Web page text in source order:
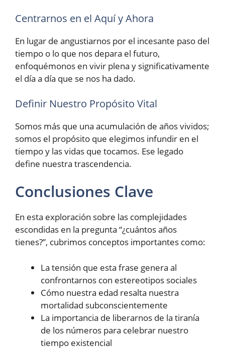
Centrarnos en el Aquí y Ahora
En lugar de angustiarnos por el incesante paso del
tiempo o lo que nos depara el futuro,
enfoquémonos en vivir plena y significativamente
el día a día que se nos ha dado.
Definir Nuestro Propósito Vital
Somos más que una acumulación de años vividos;
somos el propósito que elegimos infundir en el
tiempo y las vidas que tocamos. Ese legado
define nuestra trascendencia.
Conclusiones Clave
En esta exploración sobre las complejidades
escondidas en la pregunta “¿cuántos años
tienes?”, cubrimos conceptos importantes como:
La tensión que esta frase genera al
confrontarnos con estereotipos sociales
Cómo nuestra edad resalta nuestra
mortalidad subconscientemente
La importancia de liberarnos de la tiranía
de los números para celebrar nuestro
tiempo existencial